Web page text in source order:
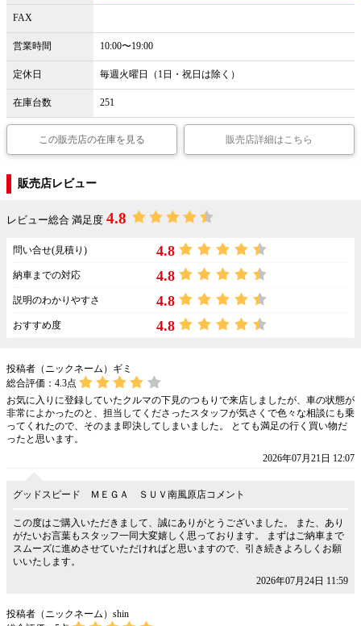
FAX
営業時間 10:00〜19:00
定休日 毎週火曜日（1日・祝日は除く）
在庫台数 251
この販売店の在庫を見る 販売店詳細はこちら
販売店レビュー
レビュー総合 満足度 4.8
問い合せ(見積り) 4.8
納車までの対応 4.8
説明のわかりやすさ 4.8
おすすめ度 4.8
投稿者（ニックネーム）ギミ
総合評価： 4.3点
お気に入りに登録していたクルマの下見のつもりで来店しましたが、車の状態が
非常によかったのと、担当してくださったスタッフが気さくで色々な相談にも乗
ってくれたので、そのまま即決してしまいました。 とても満足の行く買い物だ
ったと思います。
2026年07月21日 12:07
グッドスピード ＭＥＧＡ ＳＵＶ南風原店コメント
この度はご購入いただきまして、誠にありがとうございました。 また、あり
がたいお言葉もスタッフ一同大変嬉しく思っております。 まずはご納車まで
スムーズに進めさせていただければと思いますので、引き続きよろしくお願
いいたします。
2026年07月24日 11:59
投稿者（ニックネーム）shin